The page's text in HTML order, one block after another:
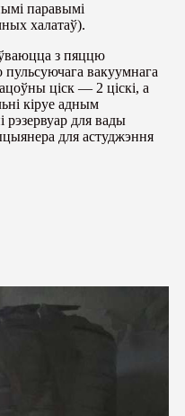
паравымі
халатаў).
з пяццю
вакуумнага
ціск — 2 ціскі, а
кіруе адным
рэзервуар для вады
для астуджэння